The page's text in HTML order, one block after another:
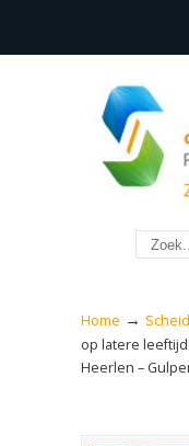
Home →
op latere
Heerlen –